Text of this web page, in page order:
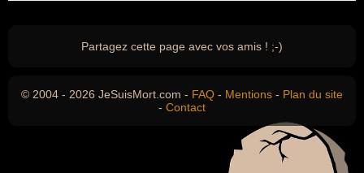
Partagez cette page avec vos amis ! ;-)
© 2004 - 2026 JeSuisMort.com - FAQ - Mentions - Plan du site
- Contact